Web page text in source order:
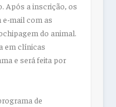
Após a inscrição, os
e-mail com as
do animal.
em clínicas
e será feita por
de